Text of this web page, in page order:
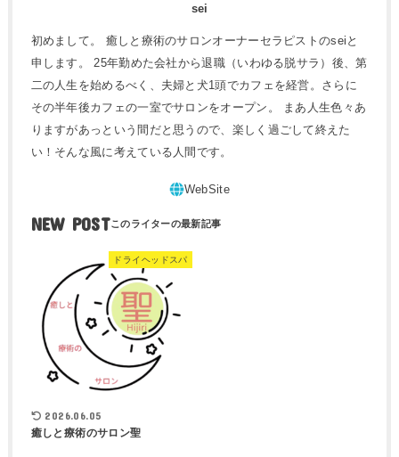
sei
初めまして。 癒しと療術のサロンオーナーセラピストのseiと
申します。 25年勤めた会社から退職（いわゆる脱サラ）後、第
二の人生を始めるべく、夫婦と犬1頭でカフェを経営。さらに
その半年後カフェの一室でサロンをオープン。 まあ人生色々あ
りますがあっという間だと思うので、楽しく過ごして終えた
い！そんな風に考えている人間です。
NEW POST
ドライヘッドスパ
2026.06.05
癒しと療術のサロン聖